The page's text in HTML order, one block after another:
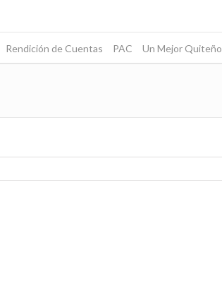
Rendición de Cuentas PAC Un Mejor Quiteño